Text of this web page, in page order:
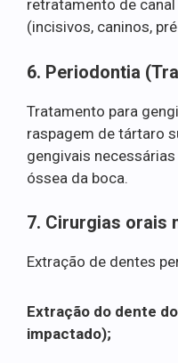
retratamento de
(incisivos, caninos,
6. Periodontia
Tratamento para
raspagem de tártaro
gengivais
óssea da boca.
7. Cirurgias orais
Extração de dentes
Extração do dente
impactado);